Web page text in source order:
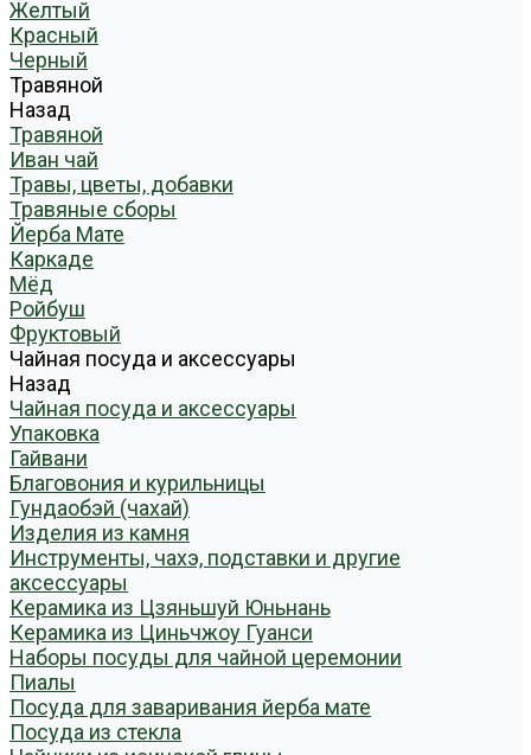
Желтый
Красный
Черный
Травяной
Назад
Травяной
Иван чай
Травы, цветы, добавки
Травяные сборы
Йерба Мате
Каркаде
Мёд
Ройбуш
Фруктовый
Чайная посуда и аксессуары
Назад
Чайная посуда и аксессуары
Упаковка
Гайвани
Благовония и курильницы
Гундаобэй (чахай)
Изделия из камня
Инструменты, чахэ, подставки и другие
аксессуары
Керамика из Цзяньшуй Юньнань
Керамика из Циньчжоу Гуанси
Наборы посуды для чайной церемонии
Пиалы
Посуда для заваривания йерба мате
Посуда из стекла